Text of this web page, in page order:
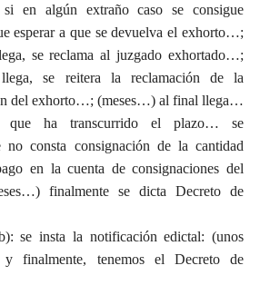
en algún extraño caso se consigue
esperar a que se devuelva el exhorto…;
se reclama al juzgado exhortado…;
se reitera la reclamación de la
del exhorto…; (meses…) al final llega…
que ha transcurrido el plazo… se
no consta consignación de la cantidad
en la cuenta de consignaciones del
finalmente se dicta Decreto de
se insta la notificación edictal: (unos
finalmente, tenemos el Decreto de